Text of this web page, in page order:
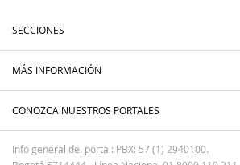
SECCIONES
MÁS INFORMACIÓN
CONOZCA NUESTROS PORTALES
Info general del portal: PBX: 57 (1) 2940100.